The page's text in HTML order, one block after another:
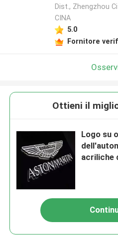
Dist., Zhengzhou
CINA
5.0
Fornitore
Ottieni il
Logo su
acriliche